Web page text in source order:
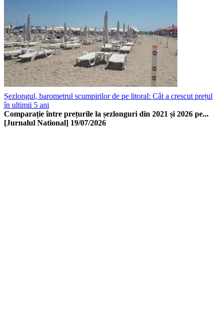
Șezlongul, barometrul scumpirilor de pe litoral: Cât a crescut prețul
în ultimii 5 ani
Comparație între prețurile la șezlonguri din 2021 și 2026 pe...
[Jurnalul National] 19/07/2026